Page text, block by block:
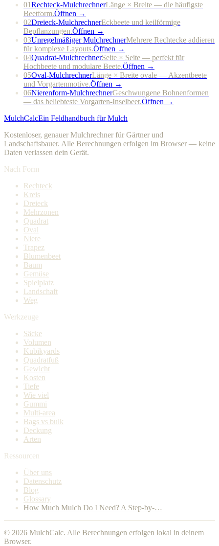
01Rechteck-MulchrechnerLänge × Breite — die häufigste
Beetform.Öffnen →
02Dreieck-MulchrechnerEckbeete und keilförmige
Bepflanzungen.Öffnen →
03Unregelmäßiger MulchrechnerMehrere Rechtecke addieren
für komplexe Layouts.Öffnen →
04Quadrat-MulchrechnerSeite × Seite — perfekt für
Hochbeete und modulare Beete.Öffnen →
05Oval-MulchrechnerLänge × Breite ovale — Akzentbeete
und Vorgartenmotive.Öffnen →
06Nierenform-MulchrechnerGeschwungene Bohnenformen
— das beliebteste Vorgarten-Inselbeet.Öffnen →
MulchCalcEin Feldhandbuch für Mulch
Kostenloser, genauer Mulchrechner für Gärtner und
Landschaftsbauer. Alle Berechnungen erfolgen im Browser — keine
Daten verlassen dein Gerät.
Nach Form
Rechteck
Kreis
Dreieck
Mehrzonen
Quadrat
Oval
Niere
Trapez
Blumenbeet
Baum
Gemüse
Spielplatz
Landschaft
Weg
Werkzeuge
Säcke
Volumen
Kubikyards
Quadratfuß
Gewicht
Kosten
Tiefe
Wie viel
Gummi
Multi-area
Bags vs bulk
Deckung
Arten
Ressourcen
Über uns
Datenschutz
Blog
Glossary
How Much Mulch Do I Need? A Step-by-…
© 2026 MulchCalc. Alle Berechnungen erfolgen lokal in deinem
Browser.